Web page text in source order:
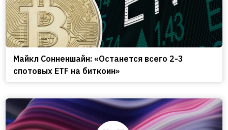
Майкл Сонненшайн: «Останется всего 2-3
спотовых ETF на биткоин»